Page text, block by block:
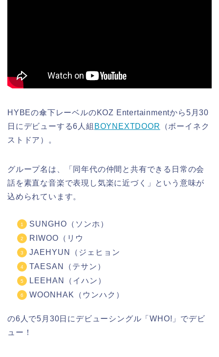
HYBEの傘下レーベルのKOZ Entertainmentから5月30
日にデビューする6人組 BOYNEXTDOOR （ボーイネク
ストドア）。
グループ名は、「同年代の仲間と共有できる日常の会
話を素直な音楽で表現し気楽に近づく」という意味が
込められています。
SUNGHO（ ソンホ ）
RIWOO（リウ
JAEHYUN（ジェヒョン
TAESAN（テサン）
LEEHAN（イハン）
WOONHAK（ウンハク）
の6人で5月30日にデビューシングル「WHO!」でデビ
ュー！